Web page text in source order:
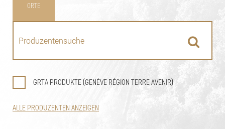
ORTE
GRTA PRODUKTE (GENÈVE RÉGION TERRE AVENIR)
ALLE PRODUZENTEN ANZEIGEN